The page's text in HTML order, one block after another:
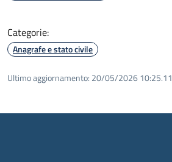
Categorie:
Anagrafe e stato civile
Ultimo aggiornamento: 20/05/2026 10:25.11